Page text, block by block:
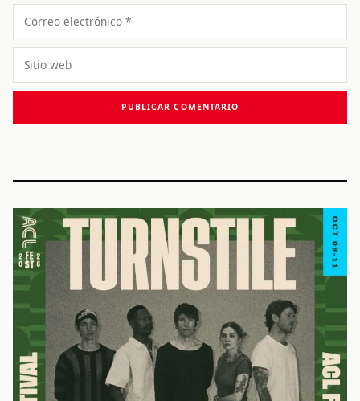
Correo
electrónico
Sitio
web